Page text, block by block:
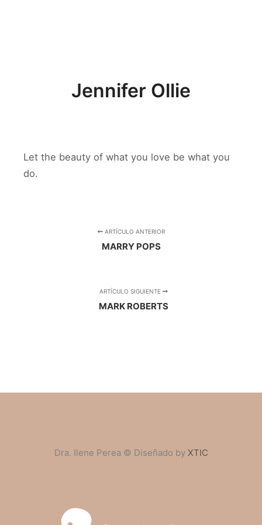
Jennifer Ollie
Let the beauty of what you love be what you
do.
ARTÍCULO ANTERIOR
MARRY POPS
ARTÍCULO SIGUIENTE
MARK ROBERTS
Dra. Ilene Perea © Diseñado by XTIC